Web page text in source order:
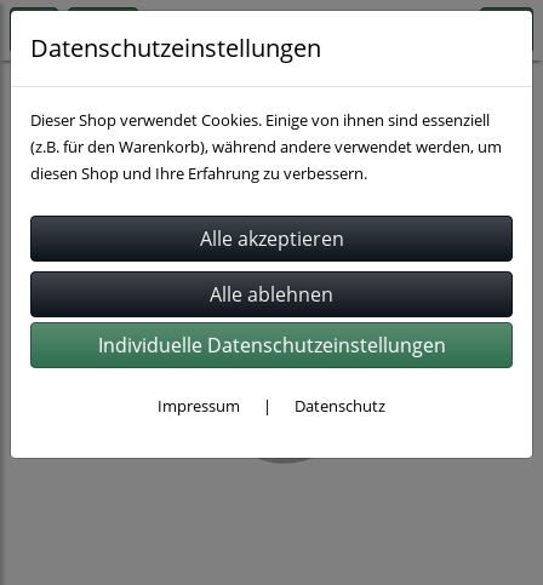
Rohrbefestigung
Datenschutzeinstellungen
Dieser Shop verwendet Cookies. Einige von ihnen sind essenziell
(z.B. für den Warenkorb), während andere verwendet werden, um
diesen Shop und Ihre Erfahrung zu verbessern.
Individuelle Datenschutzeinstellungen
Impressum | Datenschutz